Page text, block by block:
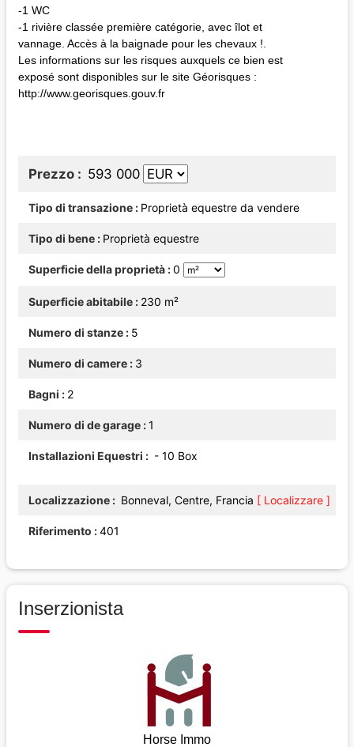
-1 WC
-1 rivière classée première catégorie, avec îlot et
vannage. Accès à la baignade pour les chevaux !.
Les informations sur les risques auxquels ce bien est
exposé sont disponibles sur le site Géorisques :
http://www.georisques.gouv.fr
Prezzo 593 000
Tipo di transazione Proprietà equestre da vendere
Tipo di bene Proprietà equestre
Superficie della proprietà 0
Superficie abitabile 230 m²
Numero di stanze 5
Numero di camere 3
Bagni 2
Numero di de garage 1
Installazioni Equestri - 10 Box
Localizzazione Bonneval, Centre, Francia [ Localizzare ]
Riferimento 401
Inserzionista
Horse Immo